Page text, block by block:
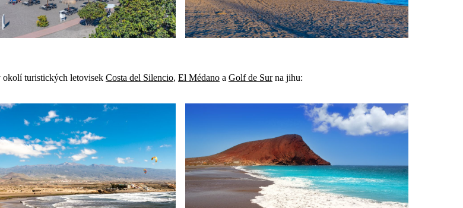
okolí turistických letovisek Costa del Silencio, El Médano a Golf de Surna jihu: